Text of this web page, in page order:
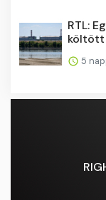
RTL:
költött
5